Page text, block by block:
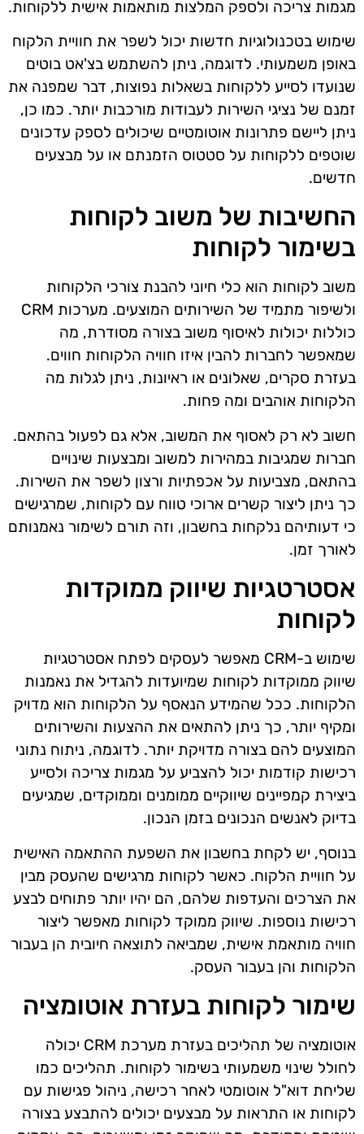
מגמות צריכה ולספק המלצות מותאמות אישית ללקוחות.
שימוש בטכנולוגיות חדשות יכול לשפר את חוויית הלקוח
באופן משמעותי. לדוגמה, ניתן להשתמש בצ'אט בוטים
שנועדו לסייע ללקוחות בשאלות נפוצות, דבר שמפנה את
זמנם של נציגי השירות לעבודות מורכבות יותר. כמו כן,
ניתן ליישם פתרונות אוטומטיים שיכולים לספק עדכונים
שוטפים ללקוחות על סטטוס הזמנתם או על מבצעים
חדשים.
החשיבות של משוב לקוחות
בשימור לקוחות
משוב לקוחות הוא כלי חיוני להבנת צורכי הלקוחות
ולשיפור מתמיד של השירותים המוצעים. מערכות CRM
כוללות יכולות לאיסוף משוב בצורה מסודרת, מה
שמאפשר לחברות להבין איזו חוויה הלקוחות חווים.
בעזרת סקרים, שאלונים או ראיונות, ניתן לגלות מה
הלקוחות אוהבים ומה פחות.
חשוב לא רק לאסוף את המשוב, אלא גם לפעול בהתאם.
חברות שמגיבות במהירות למשוב ומבצעות שינויים
בהתאם, מצביעות על אכפתיות ורצון לשפר את השירות.
כך ניתן ליצור קשרים ארוכי טווח עם לקוחות, שמרגישים
כי דעותיהם נלקחות בחשבון, וזה תורם לשימור נאמנותם
לאורך זמן.
אסטרטגיות שיווק ממוקדות
לקוחות
שימוש ב-CRM מאפשר לעסקים לפתח אסטרטגיות
שיווק ממוקדות לקוחות שמיועדות להגדיל את נאמנות
הלקוחות. ככל שהמידע הנאסף על הלקוחות הוא מדויק
ומקיף יותר, כך ניתן להתאים את ההצעות והשירותים
המוצעים להם בצורה מדויקת יותר. לדוגמה, ניתוח נתוני
רכישות קודמות יכול להצביע על מגמות צריכה ולסייע
ביצירת קמפיינים שיווקיים ממומנים וממוקדים, שמגיעים
בדיוק לאנשים הנכונים בזמן הנכון.
בנוסף, יש לקחת בחשבון את השפעת ההתאמה האישית
על חוויית הלקוח. כאשר לקוחות מרגישים שהעסק מבין
את הצרכים והעדפות שלהם, הם יהיו יותר פתוחים לבצע
רכישות נוספות. שיווק ממוקד לקוחות מאפשר ליצור
חוויה מותאמת אישית, שמביאה לתוצאה חיובית הן בעבור
הלקוחות והן בעבור העסק.
שימור לקוחות בעזרת אוטומציה
אוטומציה של תהליכים בעזרת מערכת CRM יכולה
לחולל שינוי משמעותי בשימור לקוחות. תהליכים כמו
שליחת דוא"ל אוטומטי לאחר רכישה, ניהול פגישות עם
לקוחות או התראות על מבצעים יכולים להתבצע בצורה